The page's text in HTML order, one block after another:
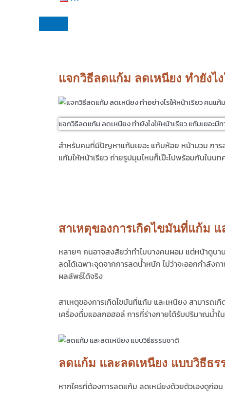
แจกวิธีลดแก้ม ลดเหนียง ทำยังไ
แจกวิธีลดแก้ม ลดเหนียง ทำยังไงให้หน้าเรียว แก้มเยอะมี
สำหรับคนที่มีปัญหาแก้มเยอะ แก้มห้อย หน้าบวม การ
แก้มให้หน้าเรียว ถ่ายรูปมุมไหนก็เป๊ะไปพร้อมกันในบท
สาเหตุของการเกิดไขมันที่แก้ม แ
หลายๆ คนอาจสงสัยว่าทำไมบางคนผอม แต่หน้าดูบา
ลดได้เฉพาะจุดจากการลดน้ำหนัก ไม่ว่าจะออกกำลัง
ผลลัพธ์ได้จริง
สาเหตุของการเกิดไขมันที่แก้ม และเหนียง สามารถเ
เครื่องดื่มแอลกอฮอล์ การที่ร่างกายได้รับปริมาณน้ำ
ลดแก้ม และลดเหนียง แบบวิธีธร
หากใครที่ต้องการลดแก้ม ลดเหนียงด้วยตัวเองดูก่อน